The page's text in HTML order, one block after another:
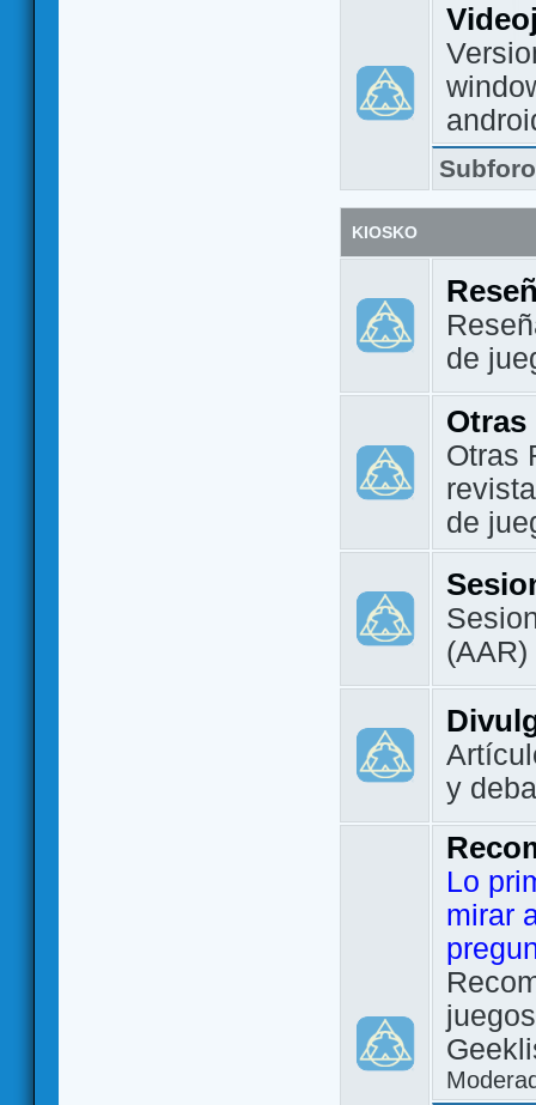
KIOSKO
de
Otras
Otras
de
(AAR)
y
Lo
mirar